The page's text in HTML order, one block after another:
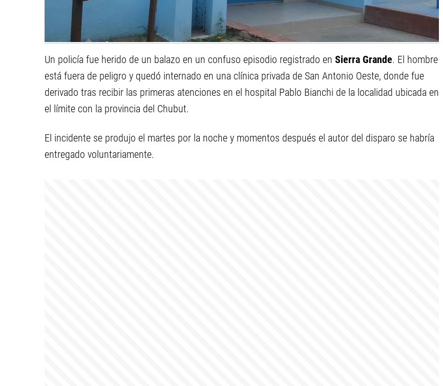
Un policía fue herido de un balazo en un confuso episodio registrado en Sierra Grande. El hombre
está fuera de peligro y quedó internado en una clínica privada de San Antonio Oeste, donde fue
derivado tras recibir las primeras atenciones en el hospital Pablo Bianchi de la localidad ubicada en
el límite con la provincia del Chubut.
El incidente se produjo el martes por la noche y momentos después el autor del disparo se habría
entregado voluntariamente.